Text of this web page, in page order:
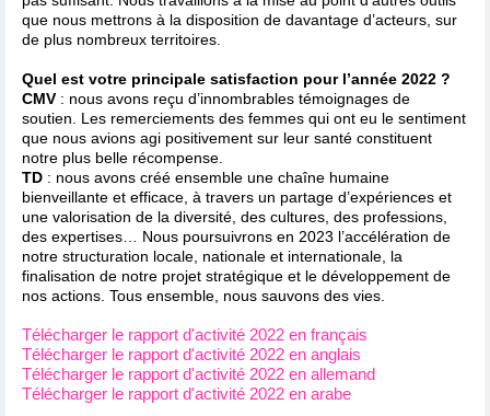
que nous mettrons à la disposition de davantage d’acteurs, sur
de plus nombreux territoires.
Quel est votre principale satisfaction pour l’année 2022 ?
CMV : nous avons reçu d’innombrables témoignages de
soutien. Les remerciements des femmes qui ont eu le sentiment
que nous avions agi positivement sur leur santé constituent
notre plus belle récompense.
TD : nous avons créé ensemble une chaîne humaine
bienveillante et efficace, à travers un partage d’expériences et
une valorisation de la diversité, des cultures, des professions,
des expertises… Nous poursuivrons en 2023 l’accélération de
notre structuration locale, nationale et internationale, la
finalisation de notre projet stratégique et le développement de
nos actions. Tous ensemble, nous sauvons des vies.
Télécharger le rapport d'activité 2022 en français
Télécharger le rapport d'activité 2022 en anglais
Télécharger le rapport d'activité 2022 en allemand
Télécharger le rapport d'activité 2022 en arabe